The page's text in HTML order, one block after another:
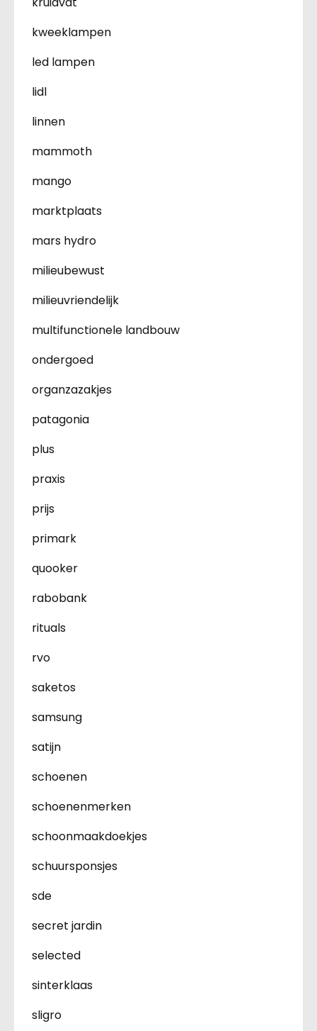
kweeklampen
led lampen
lidl
linnen
mammoth
mango
marktplaats
mars hydro
milieubewust
milieuvriendelijk
multifunctionele landbouw
ondergoed
organzazakjes
patagonia
plus
praxis
prijs
primark
quooker
rabobank
rituals
rvo
saketos
samsung
satijn
schoenen
schoenenmerken
schoonmaakdoekjes
schuursponsjes
sde
secret jardin
selected
sinterklaas
sligro